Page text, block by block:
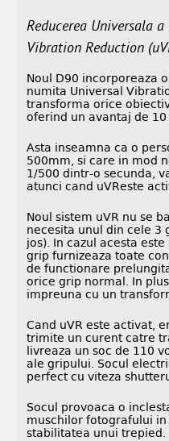
Reducerea Universala
Vibration Reduction
Noul D90 incorporeaza
numita Universal
transforma orice
oferind un avantaj de 10
Asta inseamna ca o
500mm, si care in mod
1/500 dintr-o secunda,
atunci cand uVReste
Noul sistem uVR nu se
necesita unul din cele 3
jos). In cazul acesta
grip furnizeaza toate
de functionare
orice grip normal. In
impreuna cu un
Cand uVR este activat,
trimite un curent catre
livreaza un soc de 110
ale gripului. Socul
perfect cu viteza
Socul provoaca o
muschilor fotografului
stabilitatea unui trepied.